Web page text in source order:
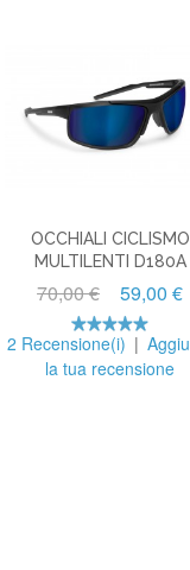
OCCHIALI CICLISMO
MULTILENTI D180A
70,00 € 59,00 €
2 Recensione(i) |
la tua recensione